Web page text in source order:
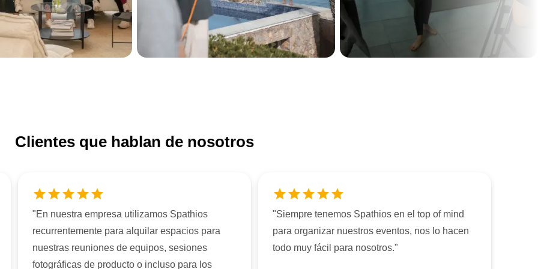
Clientes que hablan de nosotros
"En nuestra empresa utilizamos Spathios
recurrentemente para alquilar espacios para
nuestras reuniones de equipos, sesiones
fotográficas de producto o incluso para los
"Siempre tenemos Spathios en el top of mind
para organizar nuestros eventos, nos lo hacen
todo muy fácil para nosotros."